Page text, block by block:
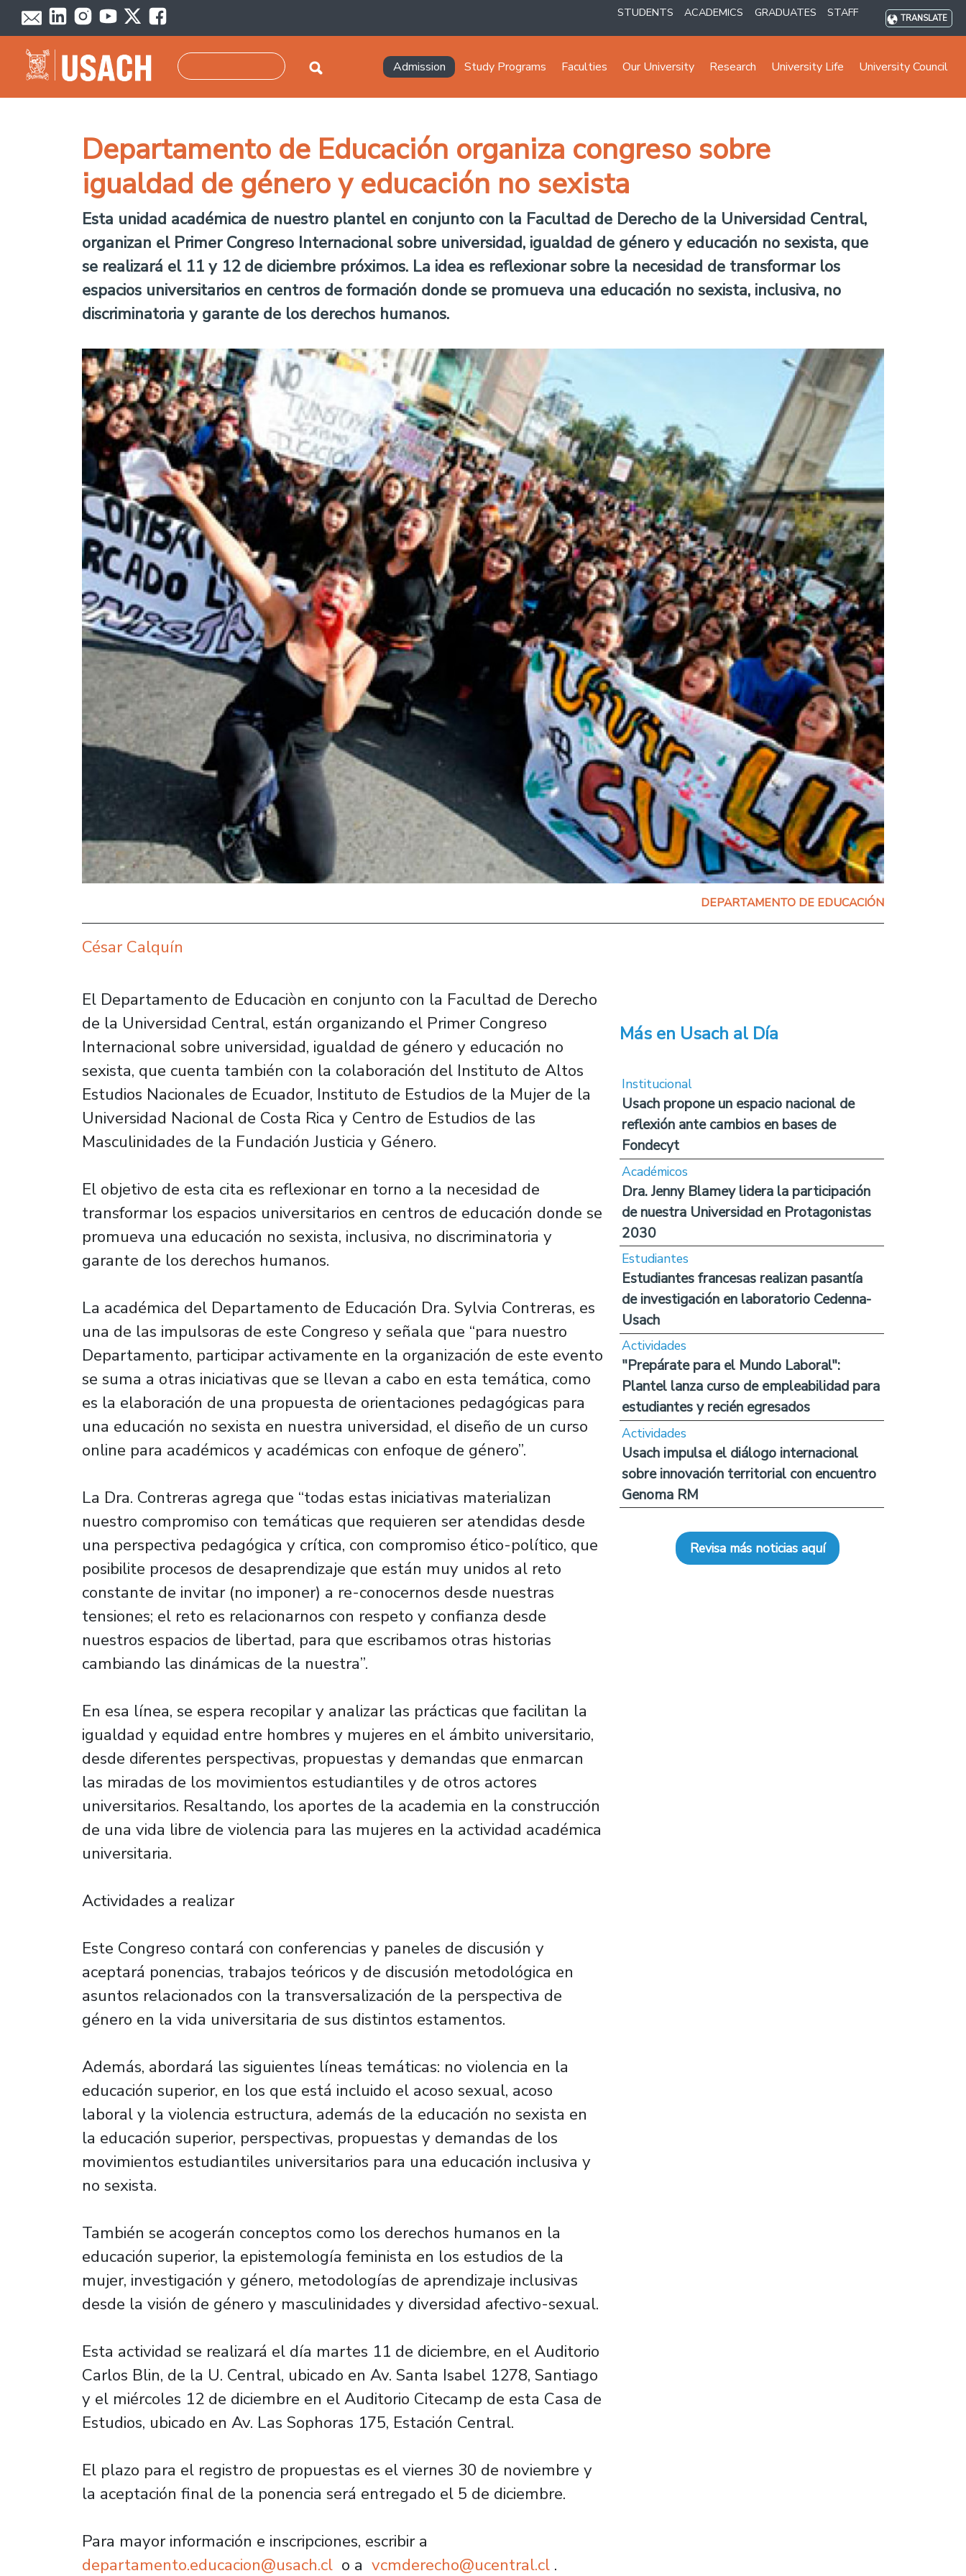
Skip to main content STUDENTS ACADEMICS GRADUATES STAFF TRANSLATE
Navegación principal
Admission Study Programs Faculties Our University Research University Life University Council
Departamento de Educación organiza congreso sobre
igualdad de género y educación no sexista
Esta unidad académica de nuestro plantel en conjunto con la Facultad de Derecho de la Universidad Central,
organizan el Primer Congreso Internacional sobre universidad, igualdad de género y educación no sexista, que
se realizará el 11 y 12 de diciembre próximos. La idea es reflexionar sobre la necesidad de transformar los
espacios universitarios en centros de formación donde se promueva una educación no sexista, inclusiva, no
discriminatoria y garante de los derechos humanos.
DEPARTAMENTO DE EDUCACIÓN
César Calquín
El Departamento de Educaciòn en conjunto con la Facultad de Derecho
de la Universidad Central, están organizando el Primer Congreso
Internacional sobre universidad, igualdad de género y educación no
sexista, que cuenta también con la colaboración del Instituto de Altos
Estudios Nacionales de Ecuador, Instituto de Estudios de la Mujer de la
Universidad Nacional de Costa Rica y Centro de Estudios de las
Masculinidades de la Fundación Justicia y Género.
El objetivo de esta cita es reflexionar en torno a la necesidad de
transformar los espacios universitarios en centros de educación donde se
promueva una educación no sexista, inclusiva, no discriminatoria y
garante de los derechos humanos.
La académica del Departamento de Educación Dra. Sylvia Contreras, es
una de las impulsoras de este Congreso y señala que “para nuestro
Departamento, participar activamente en la organización de este evento
se suma a otras iniciativas que se llevan a cabo en esta temática, como
es la elaboración de una propuesta de orientaciones pedagógicas para
una educación no sexista en nuestra universidad, el diseño de un curso
online para académicos y académicas con enfoque de género”.
La Dra. Contreras agrega que “todas estas iniciativas materializan
nuestro compromiso con temáticas que requieren ser atendidas desde
una perspectiva pedagógica y crítica, con compromiso ético-político, que
posibilite procesos de desaprendizaje que están muy unidos al reto
constante de invitar (no imponer) a re-conocernos desde nuestras
tensiones; el reto es relacionarnos con respeto y confianza desde
nuestros espacios de libertad, para que escribamos otras historias
cambiando las dinámicas de la nuestra”.
En esa línea, se espera recopilar y analizar las prácticas que facilitan la
igualdad y equidad entre hombres y mujeres en el ámbito universitario,
desde diferentes perspectivas, propuestas y demandas que enmarcan
las miradas de los movimientos estudiantiles y de otros actores
universitarios. Resaltando, los aportes de la academia en la construcción
de una vida libre de violencia para las mujeres en la actividad académica
universitaria.
Actividades a realizar
Este Congreso contará con conferencias y paneles de discusión y
aceptará ponencias, trabajos teóricos y de discusión metodológica en
asuntos relacionados con la transversalización de la perspectiva de
género en la vida universitaria de sus distintos estamentos.
Además, abordará las siguientes líneas temáticas: no violencia en la
educación superior, en los que está incluido el acoso sexual, acoso
laboral y la violencia estructura, además de la educación no sexista en
la educación superior, perspectivas, propuestas y demandas de los
movimientos estudiantiles universitarios para una educación inclusiva y
no sexista.
También se acogerán conceptos como los derechos humanos en la
educación superior, la epistemología feminista en los estudios de la
mujer, investigación y género, metodologías de aprendizaje inclusivas
desde la visión de género y masculinidades y diversidad afectivo-sexual.
Esta actividad se realizará el día martes 11 de diciembre, en el Auditorio
Carlos Blin, de la U. Central, ubicado en Av. Santa Isabel 1278, Santiago
y el miércoles 12 de diciembre en el Auditorio Citecamp de esta Casa de
Estudios, ubicado en Av. Las Sophoras 175, Estación Central.
El plazo para el registro de propuestas es el viernes 30 de noviembre y
la aceptación final de la ponencia será entregado el 5 de diciembre.
Para mayor información e inscripciones, escribir a
departamento.educacion@usach.cl o a vcmderecho@ucentral.cl .
Más en Usach al Día
Institucional
Usach propone un espacio nacional de
reflexión ante cambios en bases de
Fondecyt
Académicos
Dra. Jenny Blamey lidera la participación
de nuestra Universidad en Protagonistas
2030
Estudiantes
Estudiantes francesas realizan pasantía
de investigación en laboratorio Cedenna-
Usach
Actividades
"Prepárate para el Mundo Laboral":
Plantel lanza curso de empleabilidad para
estudiantes y recién egresados
Actividades
Usach impulsa el diálogo internacional
sobre innovación territorial con encuentro
Genoma RM
Revisa más noticias aquí